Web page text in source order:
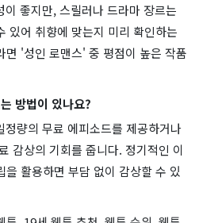
좋지만, 스릴러나 드라마 장르는
있어 취향에 맞는지 미리 확인하는
면 '성인 로맨스' 중 평점이 높은 작품
방법이 있나요?
정량의 무료 에피소드를 제공하거나
감상의 기회를 줍니다. 정기적인 이
을 활용하면 부담 없이 감상할 수 있